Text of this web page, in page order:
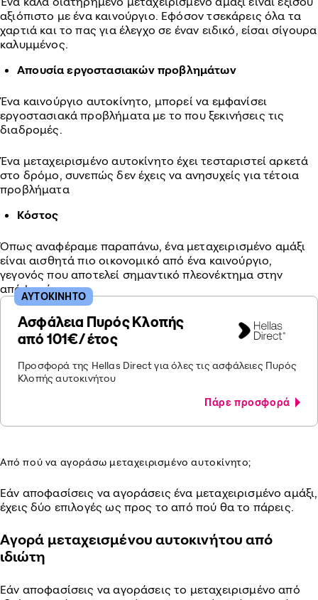
αξιόπιστο με ένα καινούργιο. Εφόσον τσεκάρεις όλα τα
χαρτιά και το πας για έλεγχο σε έναν ειδικό, είσαι σίγουρα
καλυμμένος.
Απουσία εργοστασιακών προβλημάτων
Ένα καινούργιο αυτοκίνητο, μπορεί να εμφανίσει
εργοστασιακά προβλήματα με το που ξεκινήσεις τις
διαδρομές.
Ένα μεταχειρισμένο αυτοκίνητο έχει τεσταριστεί αρκετά
στο δρόμο, συνεπώς δεν έχεις να ανησυχείς για τέτοια
προβλήματα
Κόστος
Όπως αναφέραμε παραπάνω, ένα μεταχειρισμένο αμάξι
είναι αισθητά πιο οικονομικό από ένα καινούργιο,
γεγονός που αποτελεί σημαντικό πλεονέκτημα στην
απόφασή σου.
Ασφάλεια Πυρός Κλοπής
από 101€/ έτος
Προσφορά της Hellas Direct για όλες τις ασφάλειες Πυρός
Κλοπής αυτοκινήτου
Πάρε προσφορά
ΑΥΤΟΚΙΝΗΤΟ
Από πού να αγοράσω μεταχειρισμένο αυτοκίνητο;
Εάν αποφασίσεις να αγοράσεις ένα μεταχειρισμένο αμάξι,
έχεις δύο επιλογές ως προς το από πού θα το πάρεις.
Αγορά μεταχεισμένου αυτοκινήτου από
ιδιώτη
Εάν αποφασίσεις να αγοράσεις το μεταχειρισμένο από